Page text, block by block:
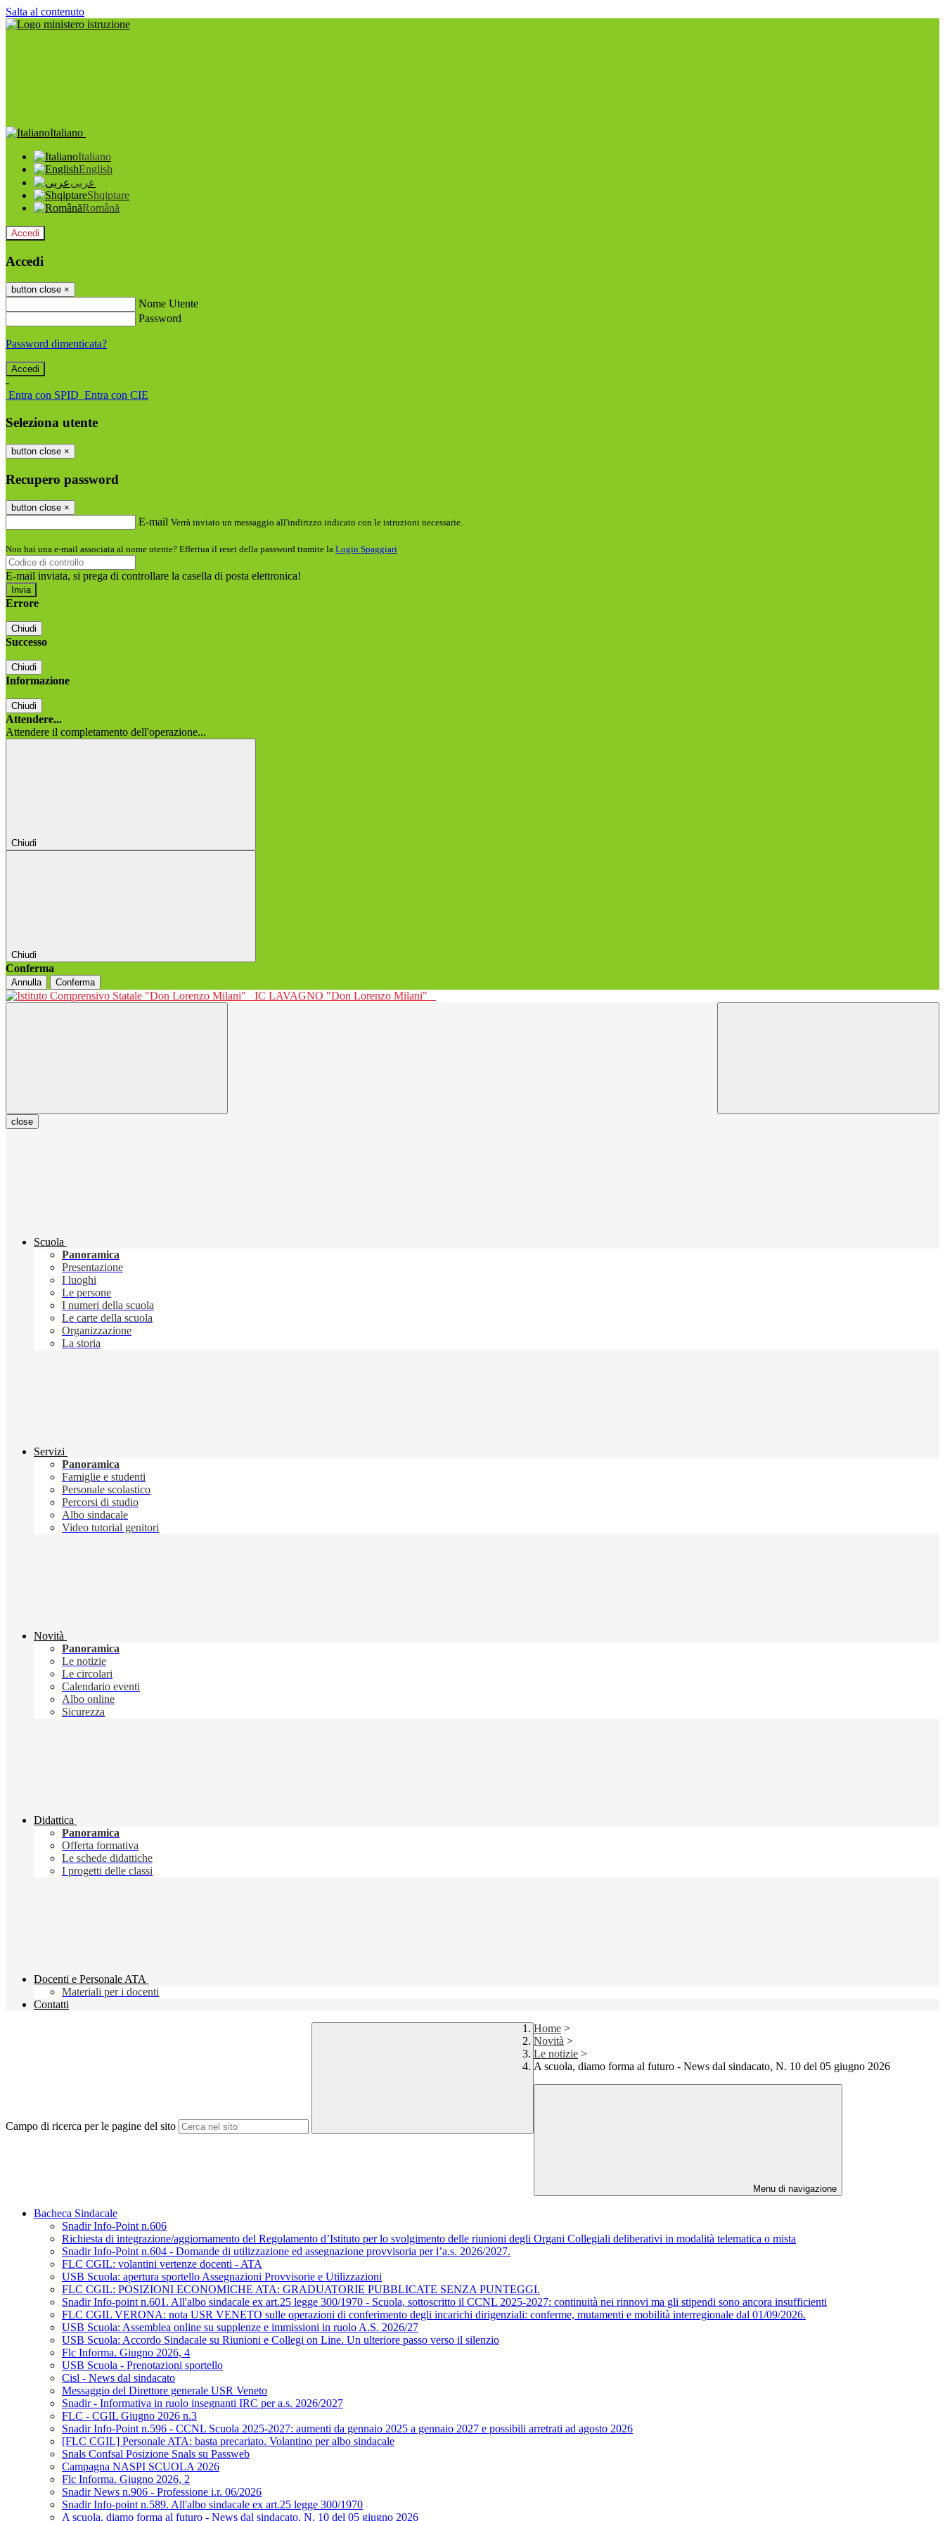
Salta al contenuto
Italiano
Italiano
English
عربى
Shqiptare
Română
Accedi
Accedi
button close ×
Nome Utente
Password
Password dimenticata?
-
Entra con SPID Entra con CIE
Seleziona utente
button close ×
Recupero password
button close ×
E-mail Verrà inviato un messaggio all'indirizzo indicato con le istruzioni necessarie.
Non hai una e-mail associata al nome utente? Effettua il reset della password tramite la Login Spaggiari
E-mail inviata, si prega di controllare la casella di posta elettronica!
Errore
Chiudi
Successo
Chiudi
Informazione
Chiudi
Attendere...
Attendere il completamento dell'operazione...
Chiudi
Chiudi
Conferma
Annulla Conferma
IC LAVAGNO "Don Lorenzo Milani"
close
Scuola
Panoramica
Presentazione
I luoghi
Le persone
I numeri della scuola
Le carte della scuola
Organizzazione
La storia
Servizi
Panoramica
Famiglie e studenti
Personale scolastico
Percorsi di studio
Albo sindacale
Video tutorial genitori
Novità
Panoramica
Le notizie
Le circolari
Calendario eventi
Albo online
Sicurezza
Didattica
Panoramica
Offerta formativa
Le schede didattiche
I progetti delle classi
Docenti e Personale ATA
Materiali per i docenti
Contatti
Campo di ricerca per le pagine del sito
Home >
Novità >
Le notizie >
A scuola, diamo forma al futuro - News dal sindacato, N. 10 del 05 giugno 2026
Menu di navigazione
Bacheca Sindacale
Snadir Info-Point n.606
Richiesta di integrazione/aggiornamento del Regolamento d’Istituto per lo svolgimento delle riunioni degli Organi Collegiali deliberativi in modalità telematica o mista
Snadir Info-Point n.604 - Domande di utilizzazione ed assegnazione provvisoria per l’a.s. 2026/2027.
FLC CGIL: volantini vertenze docenti - ATA
USB Scuola: apertura sportello Assegnazioni Provvisorie e Utilizzazioni
FLC CGIL: POSIZIONI ECONOMICHE ATA: GRADUATORIE PUBBLICATE SENZA PUNTEGGI.
Snadir Info-point n.601. All'albo sindacale ex art.25 legge 300/1970 - Scuola, sottoscritto il CCNL 2025-2027: continuità nei rinnovi ma gli stipendi sono ancora insufficienti
FLC CGIL VERONA: nota USR VENETO sulle operazioni di conferimento degli incarichi dirigenziali: conferme, mutamenti e mobilità interregionale dal 01/09/2026.
USB Scuola: Assemblea online su supplenze e immissioni in ruolo A.S. 2026/27
USB Scuola: Accordo Sindacale su Riunioni e Collegi on Line. Un ulteriore passo verso il silenzio
Flc Informa. Giugno 2026, 4
USB Scuola - Prenotazioni sportello
Cisl - News dal sindacato
Messaggio del Direttore generale USR Veneto
Snadir - Informativa in ruolo insegnanti IRC per a.s. 2026/2027
FLC - CGIL Giugno 2026 n.3
Snadir Info-Point n.596 - CCNL Scuola 2025-2027: aumenti da gennaio 2025 a gennaio 2027 e possibili arretrati ad agosto 2026
[FLC CGIL] Personale ATA: basta precariato. Volantino per albo sindacale
Snals Confsal Posizione Snals su Passweb
Campagna NASPI SCUOLA 2026
Flc Informa. Giugno 2026, 2
Snadir News n.906 - Professione i.r. 06/2026
Snadir Info-point n.589. All'albo sindacale ex art.25 legge 300/1970
A scuola, diamo forma al futuro - News dal sindacato, N. 10 del 05 giugno 2026